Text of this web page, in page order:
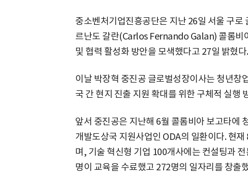
중소벤처기업진흥공단은 지난 26일 서울 구로
르난도 갈란(Carlos Fernando Galan) 콜롬비
및 협력 활성화 방안을 모색했다고 27일 밝혔다.
이날 박장혁 중진공 글로벌성장이사는 청년창
국 간 현지 진출 지원 확대를 위한 구체적 실행
앞서 중진공은 지난해 6월 콜롬비아 보고타에
개발도상국 지원사업인 ODA의 일환이다. 현
며, 기술 혁신형 기업 100개사에는 컨설팅과
명이 교육을 수료했고 272명의 일자리를 창출